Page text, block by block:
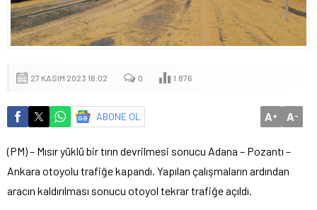
27 KASIM 2023 16:02 0 1.876
ABONE OL A+ A-
(PM) – Mısır yüklü bir tırın devrilmesi sonucu Adana – Pozantı –
Ankara otoyolu trafiğe kapandı. Yapılan çalışmaların ardından
aracın kaldırılması sonucu otoyol tekrar trafiğe açıldı.